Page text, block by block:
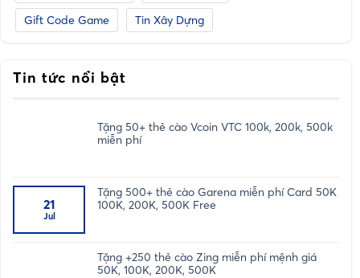
Gift Code Game
Tin Xây Dựng
Tin tức nổi bật
Tặng 50+ thẻ cào Vcoin VTC 100k, 200k, 500k
miễn phí
21
Jul
Tặng 500+ thẻ cào Garena miễn phí Card 50K
100K, 200K, 500K Free
Tặng +250 thẻ cào Zing miễn phí mệnh giá
50K, 100K, 200K, 500K